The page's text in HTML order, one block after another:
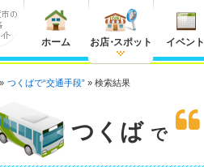
ホーム お店・スポット イベント
つくばで“交通手段” 検索結果
つくば で